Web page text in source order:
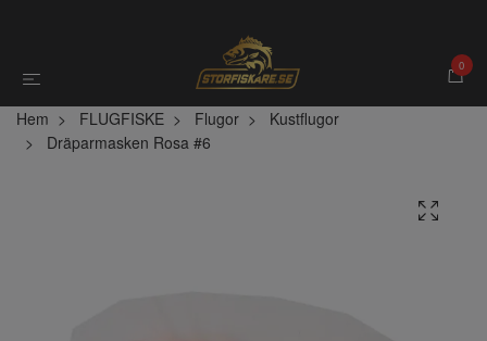
0
Hem FLUGFISKE Flugor
Kustflugor
Dräparmasken Rosa #6